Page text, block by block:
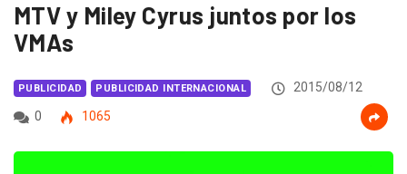
MTV y Miley Cyrus juntos por los
VMAs
PUBLICIDAD PUBLICIDAD INTERNACIONAL
2015/08/12
0
1065